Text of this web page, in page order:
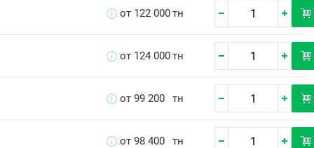
от 122 000тн
от 124 000тн
от 99 200 тн
от 98 400 тн